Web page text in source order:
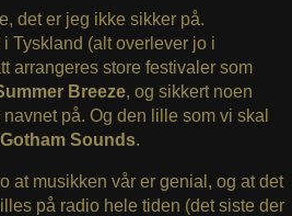
det er jeg ikke sikker på.
Tyskland (alt overlever jo i
arrangeres store festivaler som
Breeze, og sikkert noen
på. Og den lille som vi skal
Gotham Sounds.
at musikken vår er genial, og at det
på radio hele tiden (det siste der